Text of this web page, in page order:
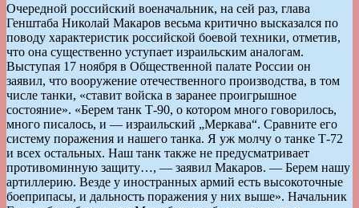
Очередной российский военачальник, на сей раз, глава
Генштаба Николай Макаров весьма критично высказался по
поводу характеристик российской боевой техники, отметив,
что она существенно уступает израильским аналогам.
Выступая 17 ноября в Общественной палате России он
заявил, что вооружение отечественного производства, в том
числе танки, «ставит войска в заранее проигрышное
состояние». «Берем танк Т-90, о котором много говорилось,
много писалось, и — израильский „Меркава“. Сравните его
систему поражения и нашего танка. Я уж молчу о танке Т-72
и всех остальных. Наш танк также не предусматривает
противоминную защиту…, — заявил Макаров. — Берем нашу
артиллерию. Везде у иностранных армий есть высокоточные
боеприпасы, и дальность поражения у них выше». Начальник